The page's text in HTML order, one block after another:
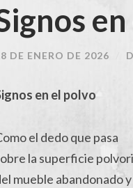
DE ENERO DE 2026
en el polvo
el dedo que pasa
la superficie
mueble abandonado